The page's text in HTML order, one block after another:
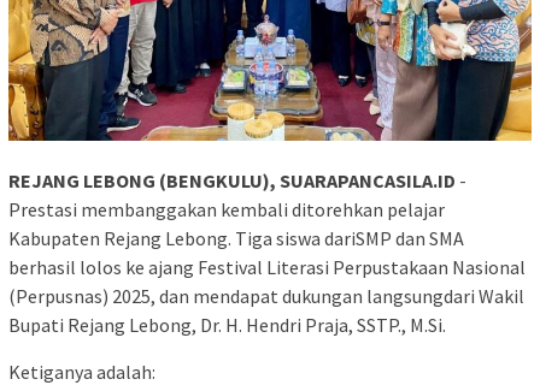
REJANG LEBONG (BENGKULU), SUARAPANCASILA.ID -
Prestasi membanggakan kembali ditorehkan pelajar
Kabupaten Rejang Lebong. Tiga siswa dariSMP dan SMA
berhasil lolos ke ajang Festival Literasi Perpustakaan Nasional
(Perpusnas) 2025, dan mendapat dukungan langsungdari Wakil
Bupati Rejang Lebong, Dr. H. Hendri Praja, SSTP., M.Si.
Ketiganya adalah: